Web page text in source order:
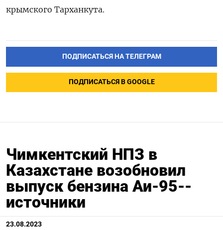
крымского Тарханкута.
ПОДПИСАТЬСЯ НА ТЕЛЕГРАМ
ПОДПИСАТЬСЯ В GOOGLE
Чимкентский НПЗ в
Казахстане возобновил
выпуск бензина Аи-95--
источники
23.08.2023